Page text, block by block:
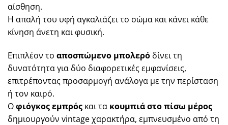
αίσθηση.
Η απαλή του υφή αγκαλιάζει το σώμα και κάνει κάθε
κίνηση άνετη και φυσική.
Επιπλέον το αποσπώμενο μπολερό δίνει τη
δυνατότητα για δύο διαφορετικές εμφανίσεις,
επιτρέποντας προσαρμογή ανάλογα με την περίσταση
ή τον καιρό.
Οφιόγκος εμπρός και τα κουμπιά στο πίσω μέρος
δημιουργούν vintage χαρακτήρα, εμπνευσμένο από τη